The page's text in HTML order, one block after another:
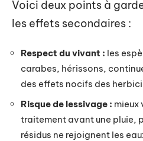
Voici deux points à
les effets secondaires :
Respect du vivant : les
carabes, hérissons,
des effets nocifs des
Risque de lessivage : mieux
traitement avant une pluie,
résidus ne rejoignent les